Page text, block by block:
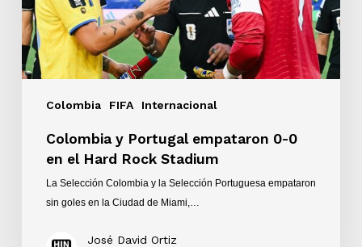
Colombia FIFA Internacional
el
Hard
Rock
Stadium
Colombia y Portugal empataron 0-0
en el Hard Rock Stadium
La Selección Colombia y la Selección Portuguesa empataron
sin goles en la Ciudad de Miami,…
José David Ortiz